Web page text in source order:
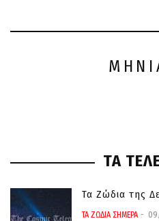
ΤΑ
Τα Ζώδια της
ΤΑ ΖΩΔΙΑ ΣΗΜΕΡΑ